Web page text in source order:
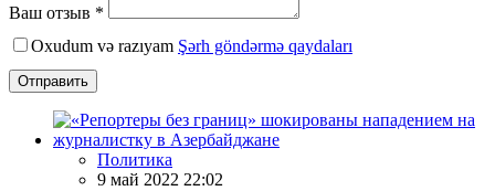
Ваш отзыв *
Oxudum və razıyam Şərh göndərmə qaydaları
Отправить
Политика
9 май 2022 22:02